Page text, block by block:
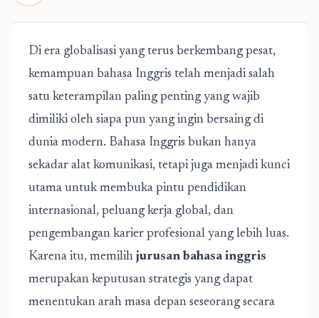
Di era globalisasi yang terus berkembang pesat,
kemampuan bahasa Inggris telah menjadi salah
satu keterampilan paling penting yang wajib
dimiliki oleh siapa pun yang ingin bersaing di
dunia modern. Bahasa Inggris bukan hanya
sekadar alat komunikasi, tetapi juga menjadi kunci
utama untuk membuka pintu pendidikan
internasional, peluang kerja global, dan
pengembangan karier profesional yang lebih luas.
Karena itu, memilih jurusan bahasa inggris
merupakan keputusan strategis yang dapat
menentukan arah masa depan seseorang secara